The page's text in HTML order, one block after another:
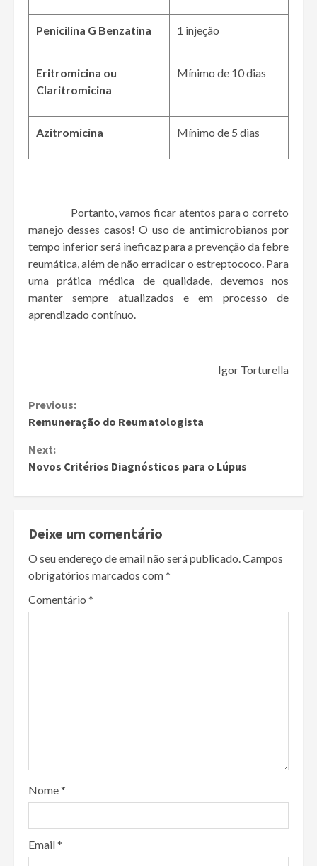
Penicilina G Benzatina 1 injeção
Eritromicina ou
Claritromicina
Mínimo de 10 dias
Azitromicina Mínimo de 5 dias
Portanto, vamos ficar atentos para o correto
manejo desses casos! O uso de antimicrobianos por
tempo inferior será ineficaz para a prevenção da febre
reumática, além de não erradicar o estreptococo. Para
uma prática médica de qualidade, devemos nos
manter sempre atualizados e em processo de
aprendizado contínuo.
Igor Torturella
Continue
Reading
Previous:
Remuneração do Reumatologista
Next:
Novos Critérios Diagnósticos para o Lúpus
Deixe um comentário
O seu endereço de email não será publicado.Campos
obrigatórios marcados com*
Comentário *
Nome*
Email*